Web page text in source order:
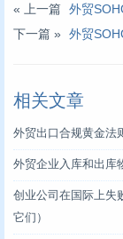
« 上一篇
外贸
下一篇 » 外贸
相关文章
外贸出口合规黄金法
外贸企业入库和出库
创业公司在国际上失
它们）